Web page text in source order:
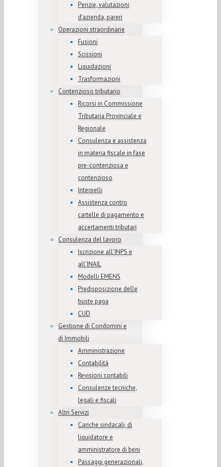
Perizie, valutazioni
d’azienda, pareri
Operazioni straordinarie
Fusioni
Scissioni
Liquidazioni
Trasformazioni
Contenzioso tributario
Ricorsi in Commissione
Tributaria Provinciale e
Regionale
Consulenza e assistenza
in materia fiscale in fase
pre-contenziosa e
contenzioso
Interpelli
Assistenza contro
cartelle di pagamento e
accertamenti tributari
Consulenza del lavoro
Iscrizione all’INPS e
all’INAIL
Modelli EMENS
Predisposizione delle
buste paga
CUD
Gestione di Condomini e
di Immobili
Amministrazione
Contabilità
Revisioni contabili
Consulenze tecniche,
legali e fiscali
Altri Servizi
Cariche sindacali, di
liquidatore e
amministratore di beni
Passaggi generazionali,